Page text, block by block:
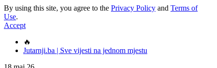
By using this site, you agree to the Privacy Policy and Terms of
Use.
Accept
🔥
Jutarnji.ba | Sve vijesti na jednom mjestu